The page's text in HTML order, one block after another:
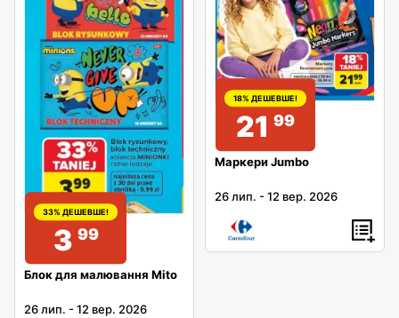
33% ДЕШЕВШЕ!
3 99
Блок для малювання Mito
26 лип. -12 вер. 2026
18% ДЕШЕВШЕ!
21 99
Маркери Jumbo
26 лип. -12 вер. 2026